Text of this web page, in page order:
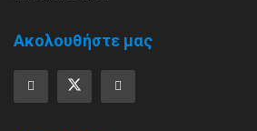
Ακολουθήστε μας